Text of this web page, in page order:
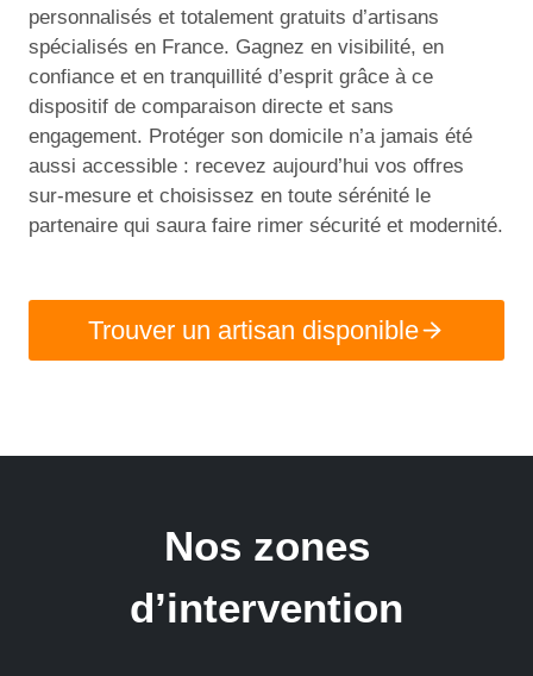
personnalisés et totalement gratuits d’artisans
spécialisés en France. Gagnez en visibilité, en
confiance et en tranquillité d’esprit grâce à ce
dispositif de comparaison directe et sans
engagement. Protéger son domicile n’a jamais été
aussi accessible : recevez aujourd’hui vos offres
sur-mesure et choisissez en toute sérénité le
partenaire qui saura faire rimer sécurité et modernité.
Trouver un artisan disponible
Nos zones
d’intervention